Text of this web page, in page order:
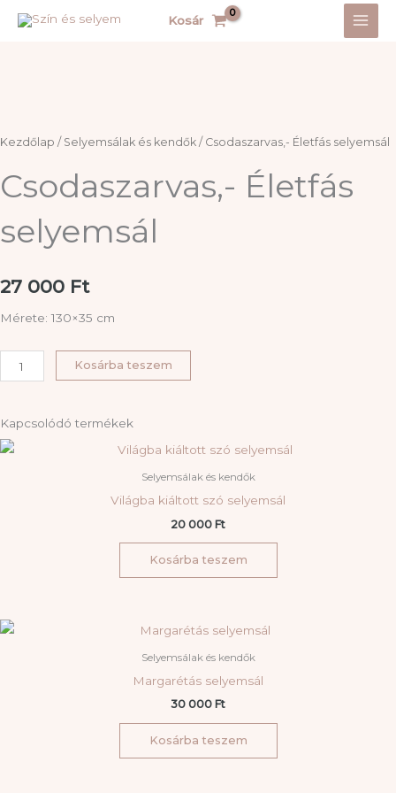
Kosár
Kezdőlap / Selyemsálak és kendők / Csodaszarvas,- Életfás selyemsál
Csodaszarvas,- Életfás
selyemsál
27 000 Ft
Mérete: 130×35 cm
Csodaszarvas,-
Életfás
mennyiség
Kosárba teszem
Kapcsolódó termékek
Selyemsálak és kendők
Világba kiáltott szó selyemsál
20 000 Ft
Kosárba teszem
Selyemsálak és kendők
Margarétás selyemsál
30 000 Ft
Kosárba teszem